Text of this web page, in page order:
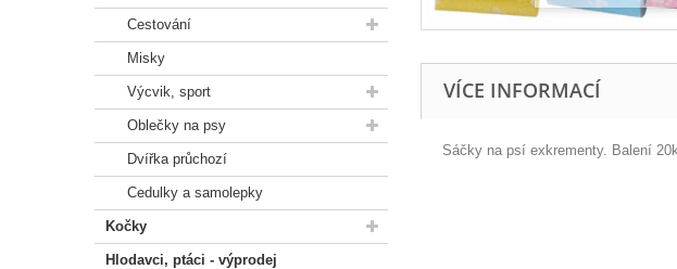
Cestování
Misky
Výcvik, sport
Oblečky na psy
Dvířka průchozí
Cedulky a samolepky
Kočky
Hlodavci, ptáci - výprodej
VÍCE INFORMACÍ
Sáčky na psí exkrementy. Balení